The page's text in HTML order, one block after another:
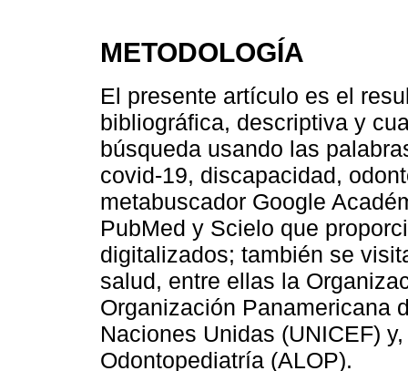
METODOLOGÍA
El presente artículo es el
bibliográfica, descriptiva y
búsqueda usando las
covid-19, discapacidad,
metabuscador Google
PubMed y Scielo que
digitalizados; también se
salud, entre ellas la
Organización Panamericana
Naciones Unidas (UNICEF)
Odontopediatría (ALOP).